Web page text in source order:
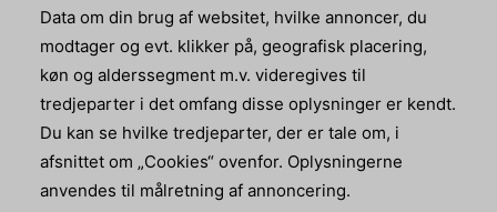
Data om din brug af websitet, hvilke annoncer, du
modtager og evt. klikker på, geografisk placering,
køn og alderssegment m.v. videregives til
tredjeparter i det omfang disse oplysninger er kendt.
Du kan se hvilke tredjeparter, der er tale om, i
afsnittet om „Cookies“ ovenfor. Oplysningerne
anvendes til målretning af annoncering.